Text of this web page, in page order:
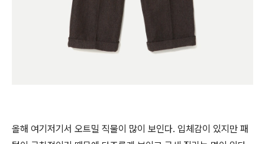
올해 여기저기서 오트밀 직물이 많이 보인다. 입체감이 있지만 패